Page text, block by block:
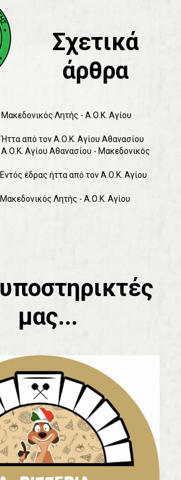
Σχετικά
άρθρα
Λητής - Α.Ο.Κ. Αγίου
από τον Α.Ο.Κ. Αγίου Αθανασίου
Αγίου Αθανασίου - Μακεδονικός
έδρας ήττα από τον Α.Ο.Κ. Αγίου
Λητής - Α.Ο.Κ. Αγίου
μας...